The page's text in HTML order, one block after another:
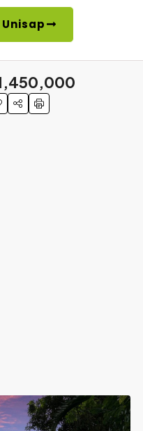
Unisap